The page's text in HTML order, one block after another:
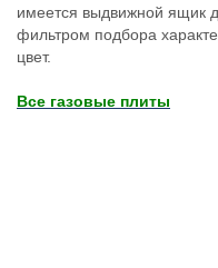
имеется выдвижной ящик
фильтром подбора
цвет.
Все газовые плиты